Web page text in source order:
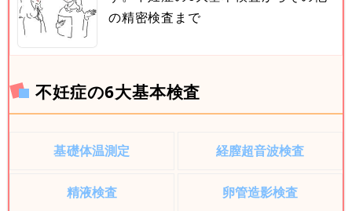
の精密検査まで
不妊症の6大基本検査
基礎体温測定 経膣超音波検査
精液検査 卵管造影検査